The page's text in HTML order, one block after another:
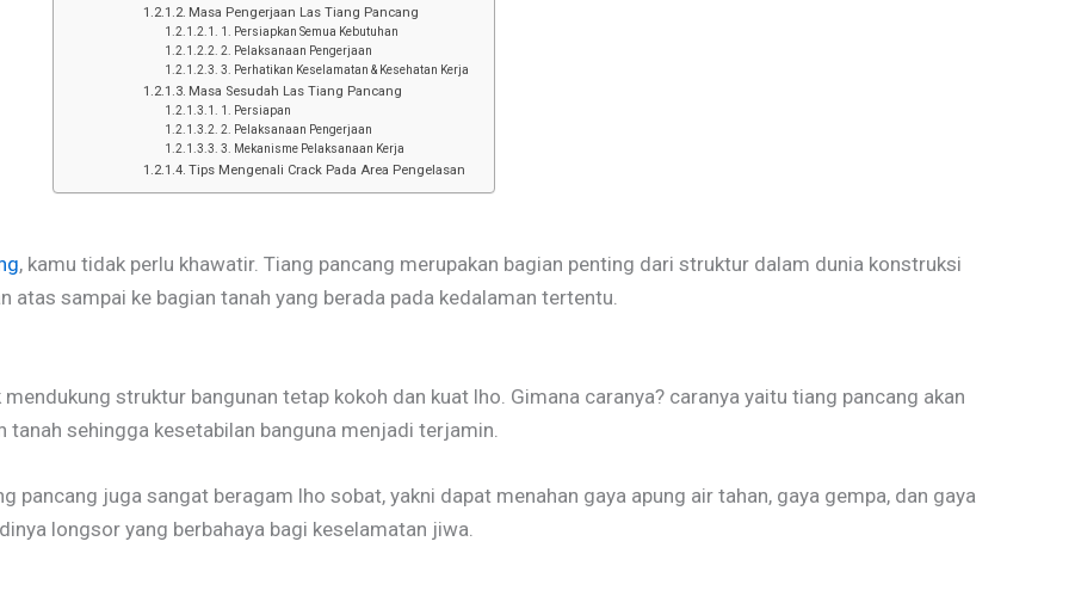
Masa Pengerjaan Las Tiang Pancang
1. Persiapkan Semua Kebutuhan
2. Pelaksanaan Pengerjaan
3. Perhatikan Keselamatan & Kesehatan Kerja
Masa Sesudah Las Tiang Pancang
1. Persiapan
2. Pelaksanaan Pengerjaan
3. Mekanisme Pelaksanaan Kerja
Tips Mengenali Crack Pada Area Pengelasan
, kamu tidak perlu khawatir. Tiang pancang merupakan bagian penting dari struktur dalam dunia konstruksi
atas sampai ke bagian tanah yang berada pada kedalaman tertentu.
mendukung struktur bangunan tetap kokoh dan kuat lho. Gimana caranya? caranya yaitu tiang pancang akan
tanah sehingga kesetabilan banguna menjadi terjamin.
pancang juga sangat beragam lho sobat, yakni dapat menahan gaya apung air tahan, gaya gempa, dan gaya
longsor yang berbahaya bagi keselamatan jiwa.